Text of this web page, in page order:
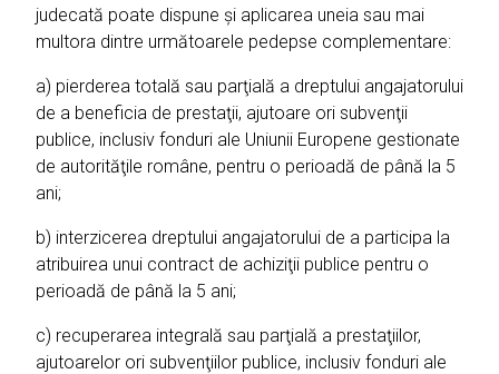
judecată poate dispune şi aplicarea uneia sau mai
multora dintre următoarele pedepse complementare:
a) pierderea totală sau parţială a dreptului angajatorului
de a beneficia de prestaţii, ajutoare ori subvenţii
publice, inclusiv fonduri ale Uniunii Europene gestionate
de autorităţile române, pentru o perioadă de până la 5
ani;
b) interzicerea dreptului angajatorului de a participa la
atribuirea unui contract de achiziţii publice pentru o
perioadă de până la 5 ani;
c) recuperarea integrală sau parţială a prestaţiilor,
ajutoarelor ori subvenţiilor publice, inclusiv fonduri ale